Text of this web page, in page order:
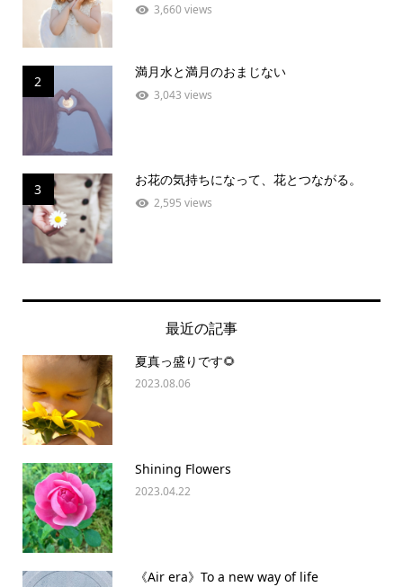
3,660 views
2
満月水と満月のおまじない
3,043 views
3
お花の気持ちになって、花とつながる。
2,595 views
最近の記事
夏真っ盛りです🌻
2023.08.06
Shining Flowers
2023.04.22
《Air era》To a new way of life